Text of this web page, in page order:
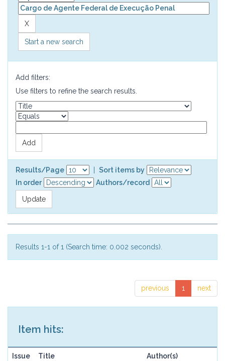
Start a new search
Add filters:
Use filters to refine the search results.
Results/Page
Sort items by
In order
Authors/record
Results 1-1 of 1 (Search time: 0.002 seconds).
previous 1 next
Item hits:
Issue Title Author(s)